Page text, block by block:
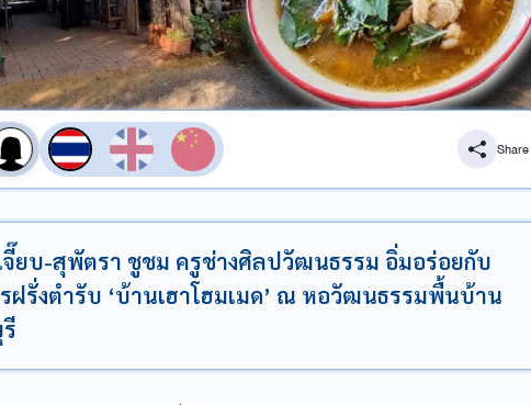
สียงอ่าน
Share
จี๊ยบ-สุพัตรา ชูชม ครูช่างศิลปวัฒนธรรม อิ่มอร่อยกับ
ฝรั่งตำรับ ‘บ้านเฮาโฮมเมด’ ณ หอวัฒนธรรมพื้นบ้าน